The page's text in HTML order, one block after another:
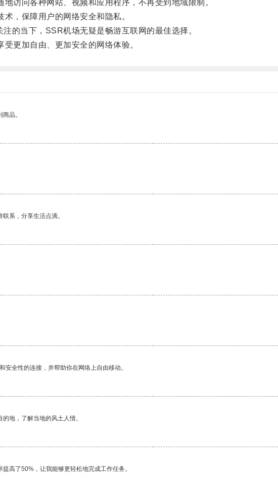
问各种网站、视频和应用程序，不再受到地域限制。
，保障用户的网络安全和隐私。
当下，SSR机场无疑是畅游互联网的最佳选择。
更加自由、更加安全的网络体验。
品。
系，分享生活点滴。
全性的连接，并帮助你在网络上自由移动。
地，了解当地的风土人情。
高了50%，让我能够更轻松地完成工作任务。